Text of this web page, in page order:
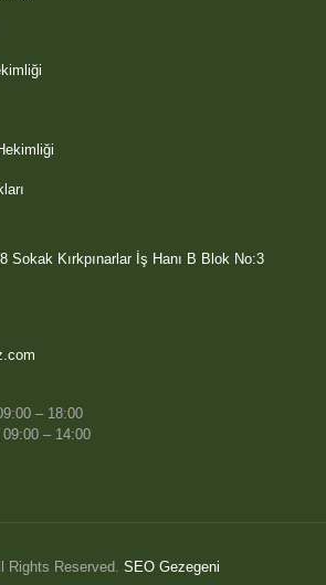
Sokak Kırkpınarlar İş Hanı B Blok No:3
– 18:00
– 14:00
Rights Reserved. SEO Gezegeni